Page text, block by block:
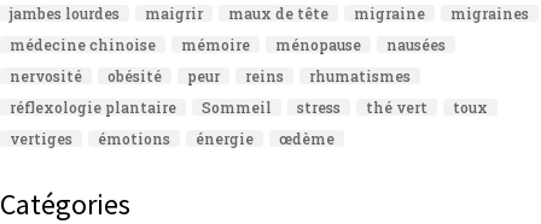
jambes lourdes
maigrir maux de tête migraine
migraines
médecine chinoise
mémoire ménopause
nausées
nervosité
obésité peur reins
rhumatismes
réflexologie plantaire
Sommeil stress thé vert
toux
vertiges
émotions énergie œdème
Catégories